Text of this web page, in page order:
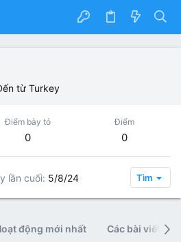
từ Turkey
Điểm bày tỏ
0
Điểm
0
lần cuối 5/8/24 Tìm
động mới nhất Các bài viết